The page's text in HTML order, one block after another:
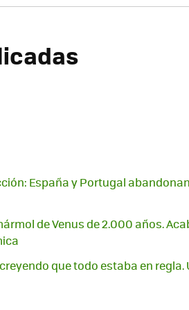
España y Portugal
de Venus de 2.000 años.
que todo estaba en regla.